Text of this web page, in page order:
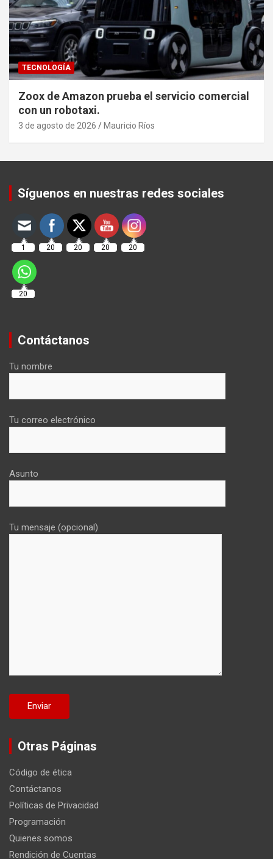
TECNOLOGÍA
Zoox de Amazon prueba el servicio comercial
con un robotaxi.
3 de agosto de 2026 Mauricio Ríos
Síguenos en nuestras redes sociales
1 20 20 20 20
20
Contáctanos
Tu nombre
Tu correo electrónico
Asunto
Tu mensaje (opcional)
Otras Páginas
Código de ética
Contáctanos
Políticas de Privacidad
Programación
Quienes somos
Rendición de Cuentas